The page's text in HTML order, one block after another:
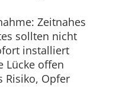
Zeitnahes
sollten nicht
installiert
Lücke offen
Risiko, Opfer